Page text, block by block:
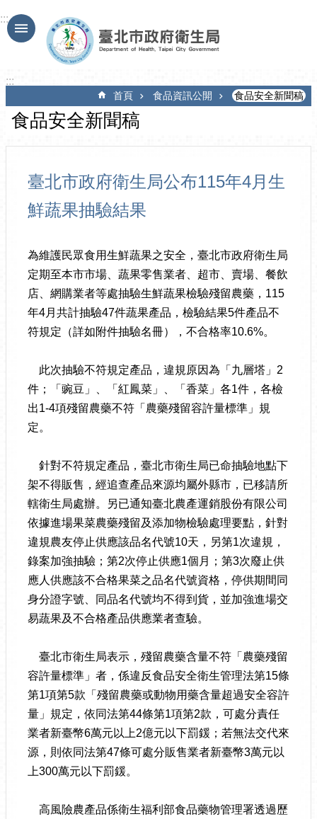
跳到主要內容區塊
:::
:::
首頁 食品資訊公開 食品安全新聞稿
食品安全新聞稿
臺北市政府衛生局公布115年4月生
鮮蔬果抽驗結果
為維護民眾食用生鮮蔬果之安全，臺北市政府衛生局
定期至本市市場、蔬果零售業者、超市、賣場、餐飲
店、網購業者等處抽驗生鮮蔬果檢驗殘留農藥，115
年4月共計抽驗47件蔬果產品，檢驗結果5件產品不
符規定（詳如附件抽驗名冊），不合格率10.6%。
此次抽驗不符規定產品，違規原因為「九層塔」2
件；「豌豆」、「紅鳳菜」、「香菜」各1件，各檢
出1-4項殘留農藥不符「農藥殘留容許量標準」規
定。
針對不符規定產品，臺北市衛生局已命抽驗地點下
架不得販售，經追查產品來源均屬外縣市，已移請所
轄衛生局處辦。另已通知臺北農產運銷股份有限公司
依據進場果菜農藥殘留及添加物檢驗處理要點，針對
違規農友停止供應該品名代號10天，另第1次違規，
錄案加強抽驗；第2次停止供應1個月；第3次廢止供
應人供應該不合格果菜之品名代號資格，停供期間同
身分證字號、同品名代號均不得到貨，並加強進場交
易蔬果及不合格產品供應業者查驗。
臺北市衛生局表示，殘留農藥含量不符「農藥殘留
容許量標準」者，係違反食品安全衛生管理法第15條
第1項第5款「殘留農藥或動物用藥含量超過安全容許
量」規定，依同法第44條第1項第2款，可處分責任
業者新臺幣6萬元以上2億元以下罰鍰；若無法交代來
源，則依同法第47條可處分販售業者新臺幣3萬元以
上300萬元以下罰鍰。
高風險農產品係衛生福利部食品藥物管理署透過歷